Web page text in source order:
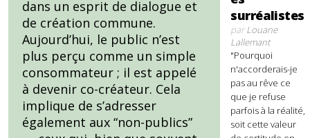
dans un esprit de dialogue et
de création commune.
Aujourd’hui, le public n’est
plus perçu comme un simple
consommateur ; il est appelé
à devenir co-créateur. Cela
implique de s’adresser
également aux “non-publics”
surréalistes
parLouane
Lallemant
"Pourquoi
n'accorderais-je
pas au rêve ce
que je refuse
parfois à la réalité,
soit cette valeur